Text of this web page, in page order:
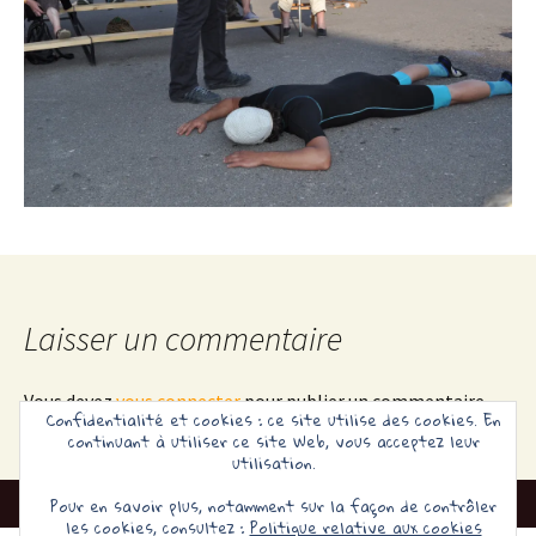
Laisser un commentaire
Vous devezvous connecterpour publier un commentaire.
Confidentialité et cookies : ce site utilise des cookies. En
continuant à utiliser ce site Web, vous acceptez leur
utilisation.
Pour en savoir plus, notamment sur la façon de contrôler
les cookies, consultez :Politique relative aux cookies